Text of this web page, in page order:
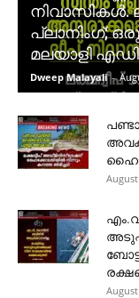
നിവാസികൾ.
പ്ലാനിംഗ്;
മലയാളി
Dweep Malayali -